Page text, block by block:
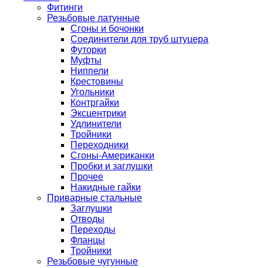
Фитинги
Резьбовые латунные
Сгоны и бочонки
Соединители для труб штуцера
Футорки
Муфты
Ниппели
Крестовины
Угольники
Контргайки
Эксцентрики
Удлинители
Тройники
Переходники
Сгоны-Американки
Пробки и заглушки
Прочее
Накидные гайки
Приварные стальные
Заглушки
Отводы
Переходы
Фланцы
Тройники
Резьбовые чугунные